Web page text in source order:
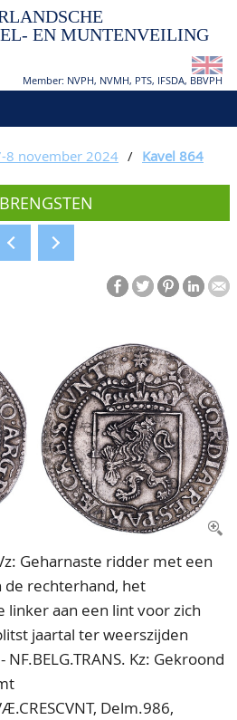
EN MUNTENVEILING
Member: NVPH, NVMH, PTS, IFSDA, BBVPH
8 november 2024 / Kavel 864
Geharnaste ridder met een
de rechterhand, het
linker aan een lint voor zich
jaartal ter weerszijden
NF.BELG.TRANS. Kz: Gekroond
Delm.986,